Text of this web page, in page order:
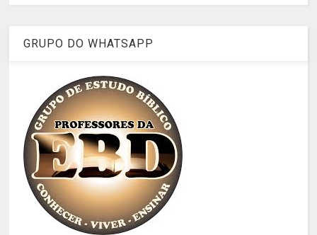
GRUPO DO WHATSAPP